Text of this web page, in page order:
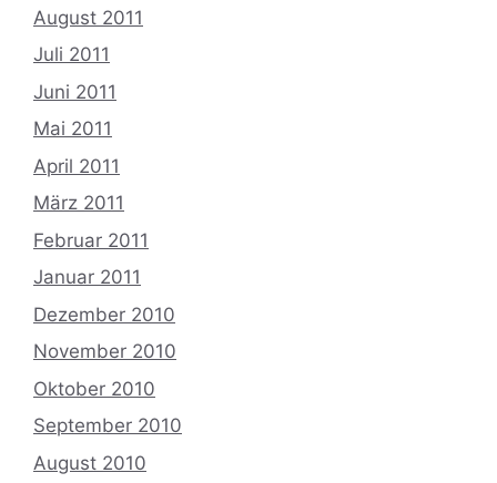
August 2011
Juli 2011
Juni 2011
Mai 2011
April 2011
März 2011
Februar 2011
Januar 2011
Dezember 2010
November 2010
Oktober 2010
September 2010
August 2010